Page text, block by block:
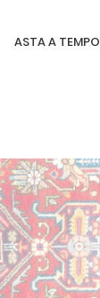
ASTA A TEMPO